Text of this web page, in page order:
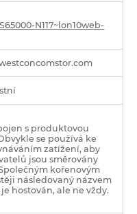
N117~lon10web-
s produktovou
se používá ke
zatížení, aby
jsou směrovány
kořenovým
následovaný názvem
hostován, ale ne vždy.